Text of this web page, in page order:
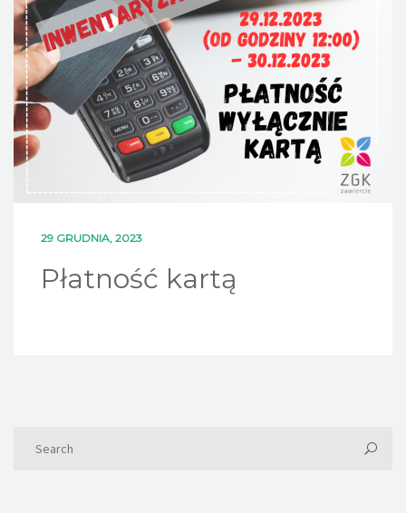
OFERTA
PSZOK
EDUKACJA
KONTAKT
29 GRUDNIA, 2023
Płatność kartą